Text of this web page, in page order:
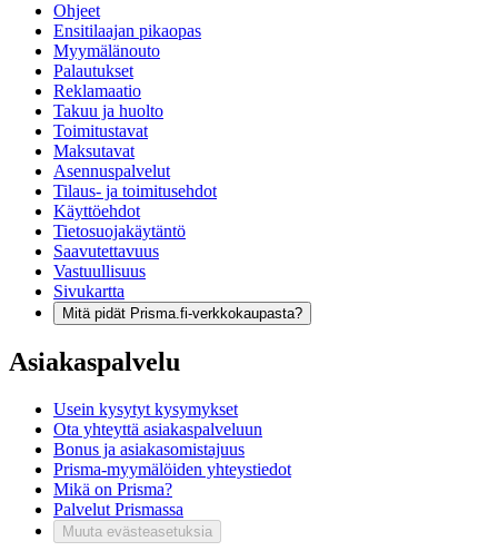
Ohjeet
Ensitilaajan pikaopas
Myymälänouto
Palautukset
Reklamaatio
Takuu ja huolto
Toimitustavat
Maksutavat
Asennuspalvelut
Tilaus- ja toimitusehdot
Käyttöehdot
Tietosuojakäytäntö
Saavutettavuus
Vastuullisuus
Sivukartta
Mitä pidät Prisma.fi-verkkokaupasta?
Asiakaspalvelu
Usein kysytyt kysymykset
Ota yhteyttä asiakaspalveluun
Bonus ja asiakasomistajuus
Prisma-myymälöiden yhteystiedot
Mikä on Prisma?
Palvelut Prismassa
Muuta evästeasetuksia